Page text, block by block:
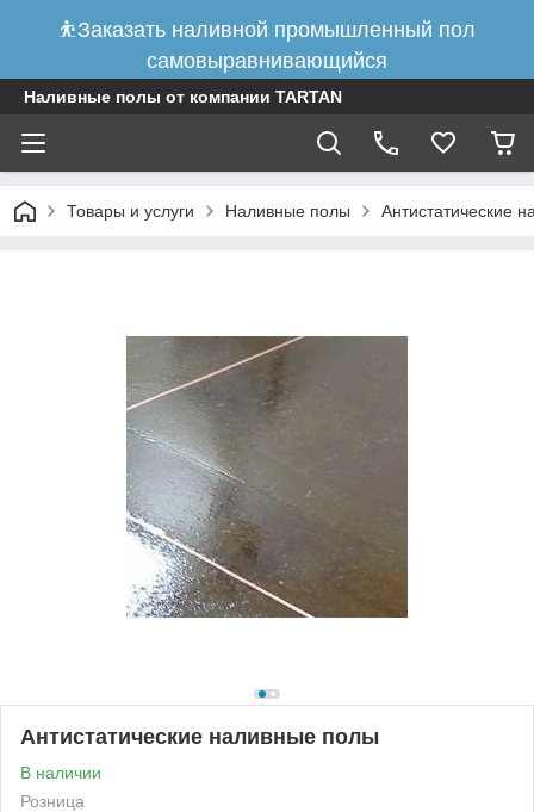
⛹Заказать наливной промышленный пол
самовыравнивающийся
Наливные полы от компании TARTAN
Товары и услуги Наливные полы Антистатические
Антистатические наливные полы
В наличии
Розница